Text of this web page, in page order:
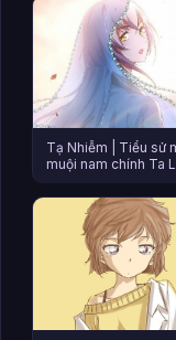
Tạ Nhiễm | Tiểu sử
muội nam chính Ta